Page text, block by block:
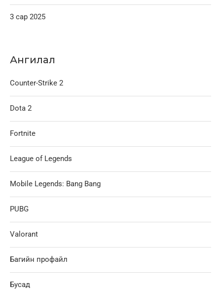
3 сар 2025
Ангилал
Counter-Strike 2
Dota 2
Fortnite
League of Legends
Mobile Legends: Bang Bang
PUBG
Valorant
Багийн профайл
Бусад